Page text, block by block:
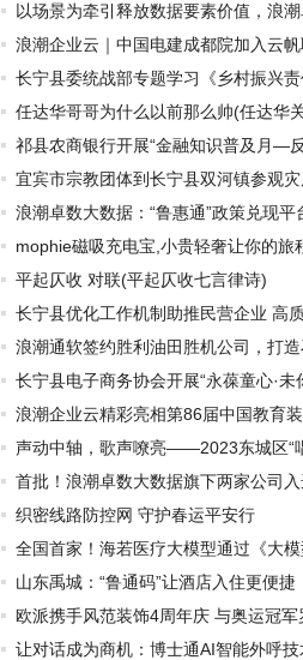
化转型
以场景为牵引释放数据要素价值，浪
据获2024IT市场年会两大奖项
浪潮企业云｜中国电建成都院加入云帆
+AI”打造水利水电新业态
长宁县委统战部专题学习《乡村振兴
办法》
任达华哥哥为什么以前那么帅(任达华
祁县农商银行开展“金融知识普及月—
在行动”主题宣传活动
宜宾市宗教团体到长宁县双河镇参观
作浪潮卓数大数据：“鲁惠通”政策兑现平
策兑现“最后一公里”
mophie磁吸充电宝,小贵轻奢让你的旅
平起仄收 对联(平起仄收七言律诗)
长宁县优化工作机制助推民营企业 高
浪潮通软签约胜利油田胜机公司，打
行业智能制造新标杆
长宁县电子商务协会开展“永葆童心·未
问活动
浪潮企业云精彩亮相第86届中国教育
声动中轴，歌声嘹亮——2023东城区“
轴”群众合唱活动在中山音乐堂举行
首批！浪潮卓数大数据旗下两家公司
数据流通交易第三方专业服务机构
织密线路防控网 守护春运平安行
全国首家！海若医疗大模型通过《大
数字医疗健康应用技术要求》测评
山东禹城：“鲁通码”让酒店入住更便捷
欧派携手风范装饰4周年庆 与奥运冠军
和美家
让对话成为商机：博士通AI智能外呼